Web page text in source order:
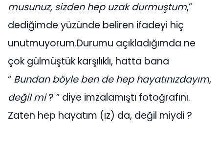
musunuz, sizden hep uzak durmuştum,”
dediğimde yüzünde beliren ifadeyi hiç
unutmuyorum.Durumu açıkladığımda ne
çok gülmüştük karşılıklı, hatta bana
“ Bundan böyle ben de hep hayatınızdayım,
değil mi? ” diye imzalamıştı fotoğrafını.
Zaten hep hayatım (ız) da, değil miydi ?